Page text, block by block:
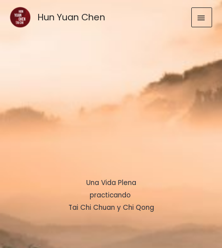
contenido
Hun Yuan Chen
Una Vida Plena
practicando
Tai Chi Chuan y Chi Qong